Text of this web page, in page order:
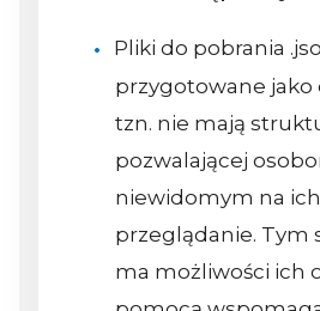
Pliki do pobrania
przygotowane jako
tzn. nie mają
pozwalającej
niewidomym na ich
przeglądanie. Tym
ma możliwości ich